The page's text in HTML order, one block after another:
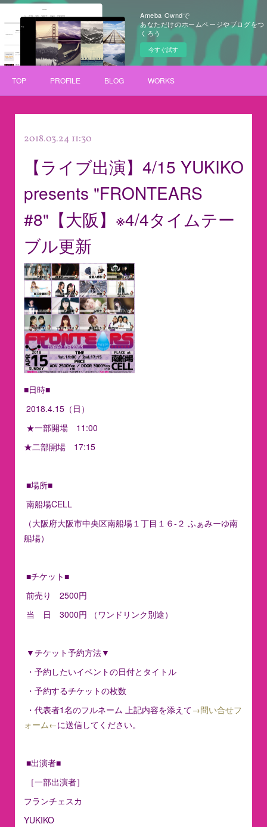
Ameba Owndで
あなただけのホームページやブログをつ
くろう
今すぐ試す
TOP PROFILE BLOG WORKS
2018.03.24 11:30
【ライブ出演】4/15 YUKIKO
presents "FRONTEARS
#8"【大阪】※4/4タイムテー
ブル更新
■日時■
2018.4.15（日）
★一部開場 11:00
★二部開場 17:15
■場所■
南船場CELL
（大阪府大阪市中央区南船場１丁目１６-２ ふぁみーゆ南
船場）
■チケット■
前売り 2500円
当 日 3000円 （ワンドリンク別途）
▼チケット予約方法▼
・予約したいイベントの日付とタイトル
・予約するチケットの枚数
・代表者1名のフルネーム 上記内容を添えて→問い合せフ
ォーム←に送信してください。
■出演者■
［一部出演者］
フランチェスカ
YUKIKO